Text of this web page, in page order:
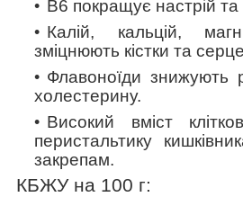
В6 покращує настрій та
Калій, кальцій,
зміцнюють кістки та
Флавоноїди знижують
холестерину.
Високий вміст
перистальтику
закрепам.
КБЖУ на 100 г: